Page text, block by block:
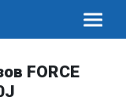
FORCE